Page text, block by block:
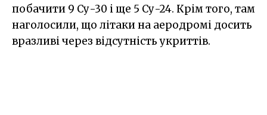
побачити 9 Су-30 і ще 5 Су-24. Крім того, там
наголосили, що літаки на аеродромі досить
вразливі через відсутність укриттів.